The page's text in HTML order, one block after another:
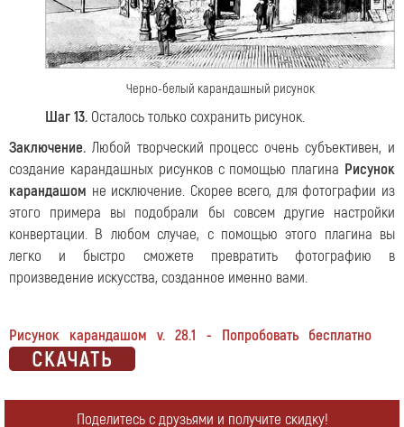
Черно-белый карандашный рисунок
Шаг 13. Осталось только сохранить рисунок.
Заключение. Любой творческий процесс очень субъективен, и
создание карандашных рисунков с помощью плагина Рисунок
карандашом не исключение. Скорее всего, для фотографии из
этого примера вы подобрали бы совсем другие настройки
конвертации. В любом случае, с помощью этого плагина вы
легко и быстро сможете превратить фотографию в
произведение искусства, созданное именно вами.
Рисунок карандашом v. 28.1 - Попробовать бесплатно
Поделитесь с друзьями и получите скидку!